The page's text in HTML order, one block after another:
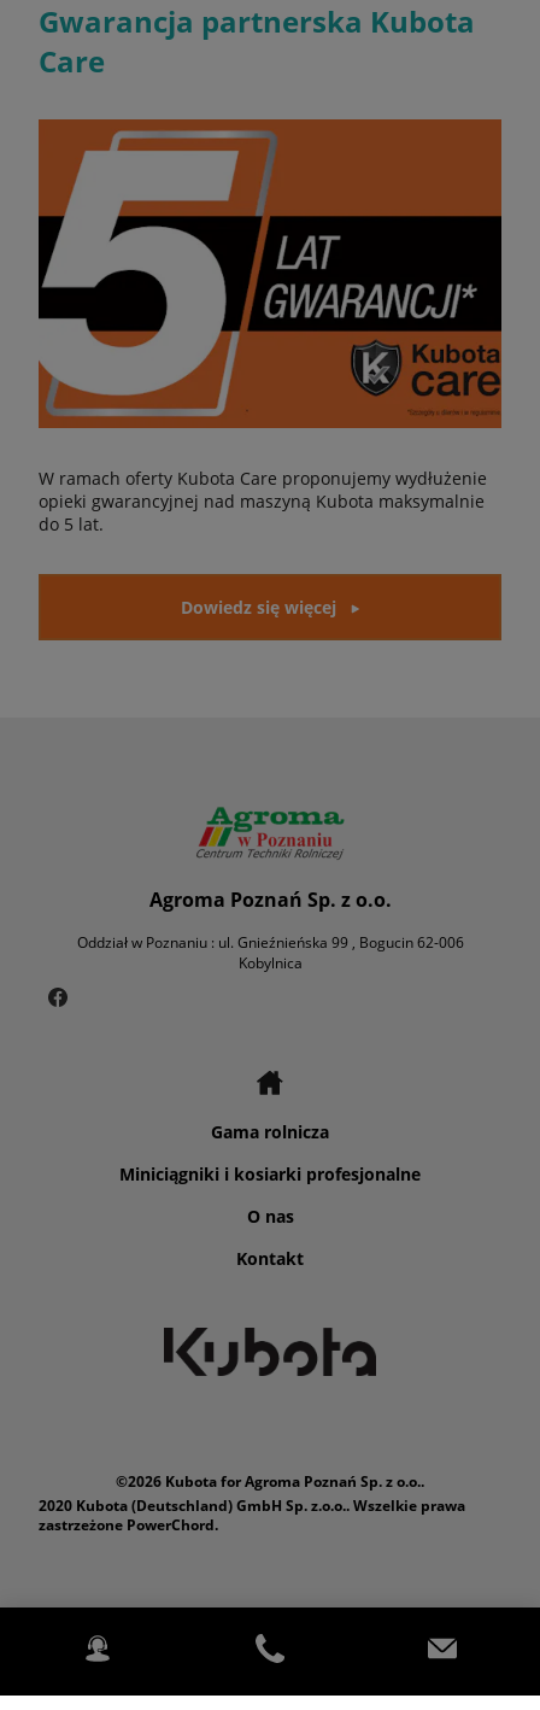
Gwarancja partnerska Kubota
Care
W ramach oferty Kubota Care proponujemy wydłużenie
opieki gwarancyjnej nad maszyną Kubota maksymalnie
do 5 lat.
Dowiedz się więcej
Agroma Poznań Sp. z o.o.
Oddział w Poznaniu : ul. Gnieźnieńska 99 , Bogucin 62-006
Kobylnica
Gama rolnicza
Miniciągniki i kosiarki profesjonalne
O nas
Kontakt
©2026 Kubota for Agroma Poznań Sp. z o.o..
2020 Kubota (Deutschland) GmbH Sp. z.o.o.. Wszelkie prawa
zastrzeżone PowerChord.
Nota prawna